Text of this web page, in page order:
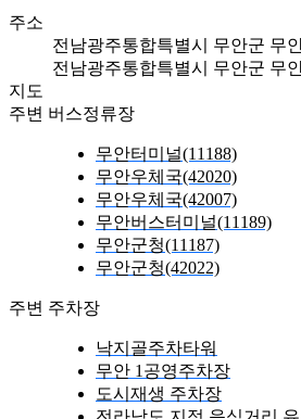
주소
전남광주통합특별시 무안군 무
전남광주통합특별시 무안군 무
지도
주변 버스정류장
무안터미널(11188)
무안우체국(42020)
무안우체국(42007)
무안버스터미널(11189)
무안군청(11187)
무안군청(42022)
주변 주차장
낙지골주차타워
무안 1공영주차장
도시재생 주차장